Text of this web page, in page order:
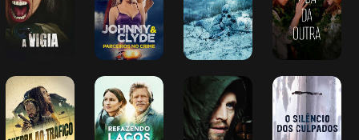
Guerra ao
Tráfico
Refazendo
Laços
Nas Sombras
de Paris
O Silêncio dos
Culpados